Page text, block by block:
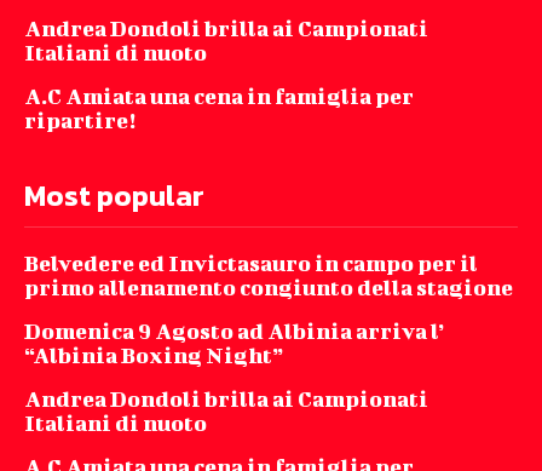
Andrea Dondoli brilla ai Campionati
Italiani di nuoto
A.C Amiata una cena in famiglia per
ripartire!
Most popular
Belvedere ed Invictasauro in campo per il
primo allenamento congiunto della stagione
Domenica 9 Agosto ad Albinia arriva l’
“Albinia Boxing Night”
Andrea Dondoli brilla ai Campionati
Italiani di nuoto